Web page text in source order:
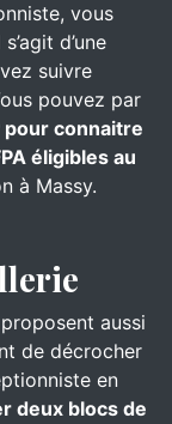
vous
d’une
suivre
pouvez par
connaitre
éligibles au
à Massy.
aussi
de décrocher
en
deux blocs de